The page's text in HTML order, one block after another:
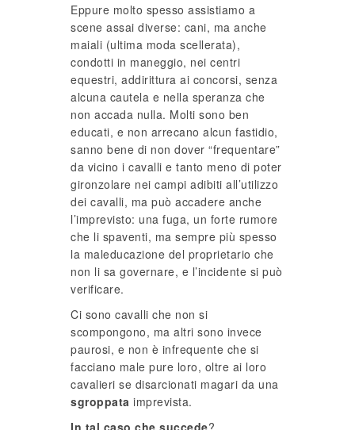
Eppure molto spesso assistiamo a
scene assai diverse: cani, ma anche
maiali (ultima moda scellerata),
condotti in maneggio, nei centri
equestri, addirittura ai concorsi, senza
alcuna cautela e nella speranza che
non accada nulla. Molti sono ben
educati, e non arrecano alcun fastidio,
sanno bene di non dover “frequentare”
da vicino i cavalli e tanto meno di poter
gironzolare nei campi adibiti all’utilizzo
dei cavalli, ma può accadere anche
l’imprevisto: una fuga, un forte rumore
che li spaventi, ma sempre più spesso
la maleducazione del proprietario che
non li sa governare, e l’incidente si può
verificare.
Ci sono cavalli che non si
scompongono, ma altri sono invece
paurosi, e non è infrequente che si
facciano male pure loro, oltre ai loro
cavalieri se disarcionati magari da una
sgroppata imprevista.
In tal caso che succede?